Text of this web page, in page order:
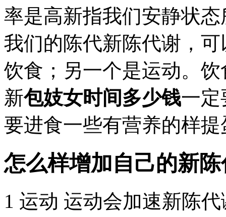
率是高新指我们安静状
我们的陈代新陈代谢，
饮食；另一个是运动。
新包妓女时间多少钱一定
要进食一些有营养的样提
怎么样增加自己的新
1 运动 运动会加速新陈